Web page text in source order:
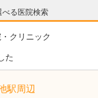
べる医院検索
クリニック
た
駅周辺